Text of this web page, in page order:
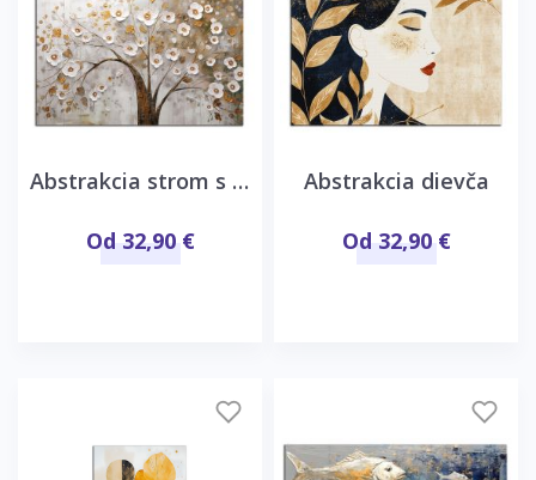
Abstrakcia strom s kvetmi
Od 32,90 €
Abstrakcia dievča
Od 32,90 €